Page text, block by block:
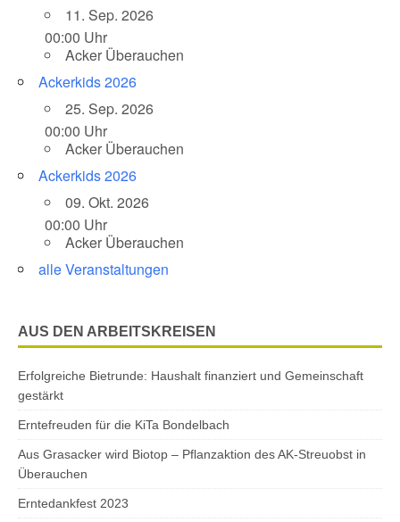
11. Sep. 2026
00:00 Uhr
Acker Überauchen
Ackerkids 2026
25. Sep. 2026
00:00 Uhr
Acker Überauchen
Ackerkids 2026
09. Okt. 2026
00:00 Uhr
Acker Überauchen
alle Veranstaltungen
AUS DEN ARBEITSKREISEN
Erfolgreiche Bietrunde: Haushalt finanziert und Gemeinschaft
gestärkt
Erntefreuden für die KiTa Bondelbach
Aus Grasacker wird Biotop – Pflanzaktion des AK-Streuobst in
Überauchen
Erntedankfest 2023